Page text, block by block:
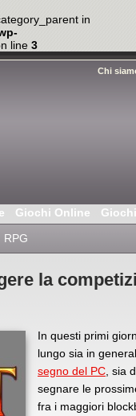
in
line 3
Chi
Giochi Online
RPG
la
In questi primi
lungo sia in
segno del PC , sia
segnare le
fra i maggiori